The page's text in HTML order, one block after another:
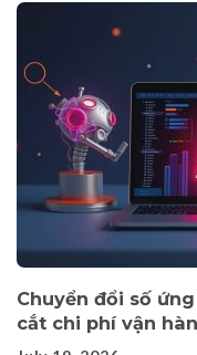
Chuyển đổi số
cắt chi phí vận